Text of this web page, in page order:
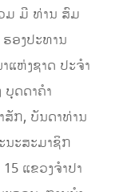
ມ ມີ​ ທ່ານ ສົມ
ອງປະທານ
ແຫ່ງຊາດ ປະຈໍາ​
ບຸດ​ດາ​ຄໍາ​
ສັກ,​ ບັນດາທ່ານ
ນະສະມາຊິກ
ແຂວງຈໍາປາ​